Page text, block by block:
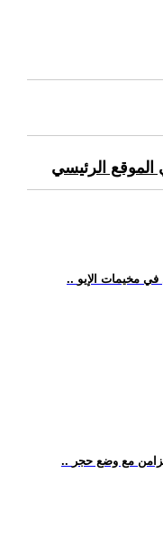
الرئيسي
في مخيمات الإيو
مع وضع حجر